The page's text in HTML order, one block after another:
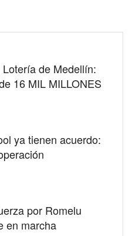
de Medellín:
16 MIL MILLONES
ya tienen acuerdo:
por Romelu
en marcha